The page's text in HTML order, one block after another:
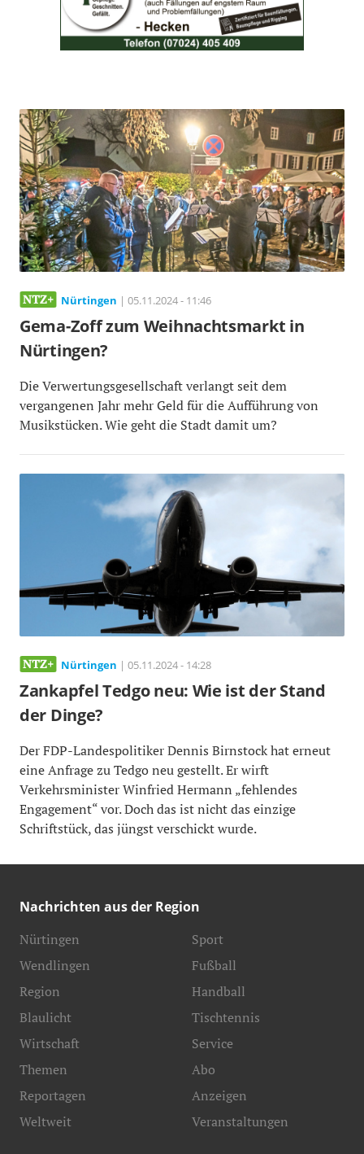
Nürtingen | 05.11.2024 - 11:46
Gema-Zoff zum Weihnachtsmarkt in
Nürtingen?
Die Verwertungsgesellschaft verlangt seit dem
vergangenen Jahr mehr Geld für die Aufführung von
Musikstücken. Wie geht die Stadt damit um?
Nürtingen | 05.11.2024 - 14:28
Zankapfel Tedgo neu: Wie ist der Stand
der Dinge?
Der FDP-Landespolitiker Dennis Birnstock hat erneut
eine Anfrage zu Tedgo neu gestellt. Er wirft
Verkehrsminister Winfried Hermann „fehlendes
Engagement“ vor. Doch das ist nicht das einzige
Schriftstück, das jüngst verschickt wurde.
Nachrichten aus der Region
Nürtingen
Wendlingen
Region
Blaulicht
Sport
Fußball
Handball
Tischtennis
Wirtschaft
Themen
Reportagen
Weltweit
Service
Abo
Anzeigen
Veranstaltungen